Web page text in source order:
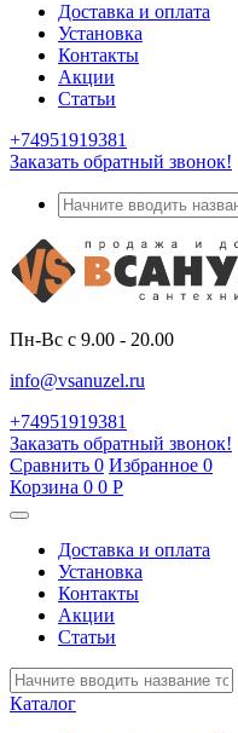
Доставка и оплата
Установка
Контакты
Акции
Статьи
+74951919381
Заказать обратный звонок!
Пн-Вс с 9.00 - 20.00
info@vsanuzel.ru
+74951919381
Заказать обратный звонок!
Сравнить 0 Избранное 0
Корзина 0 0 Р
Доставка и оплата
Установка
Контакты
Акции
Статьи
Каталог